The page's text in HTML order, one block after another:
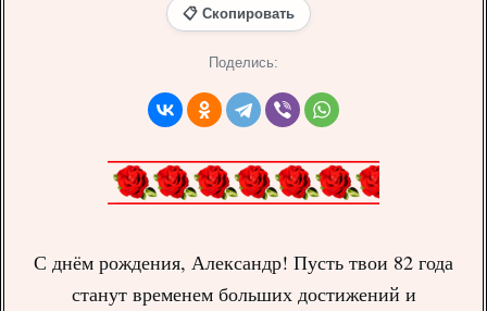
📋 Скопировать
Поделись:
С днём рождения, Александр! Пусть твои 82 года
станут временем больших достижений и